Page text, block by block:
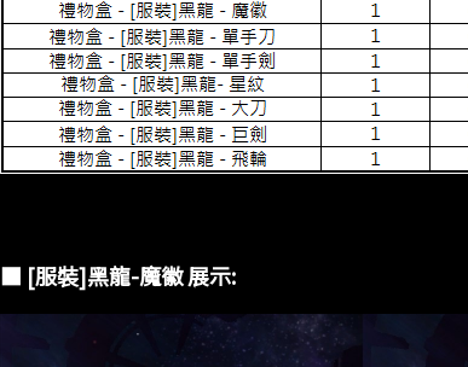
■ [服裝]黑龍-魔徽 展示: